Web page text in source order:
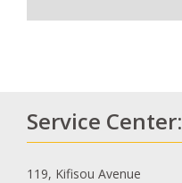
Service Center:
119, Kifisou Avenue